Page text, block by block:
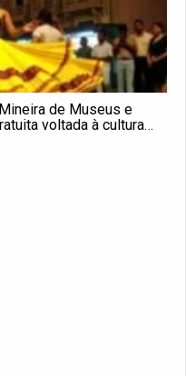
de Museus e
voltada à cultura